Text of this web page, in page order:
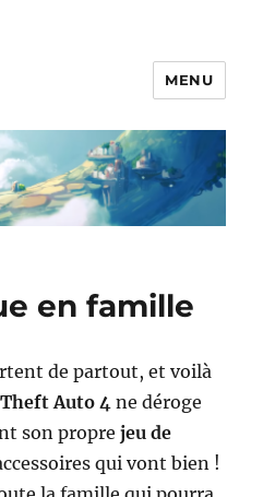
MENU
en famille
de partout, et voilà
Auto 4ne déroge
son proprejeu de
qui vont bien !